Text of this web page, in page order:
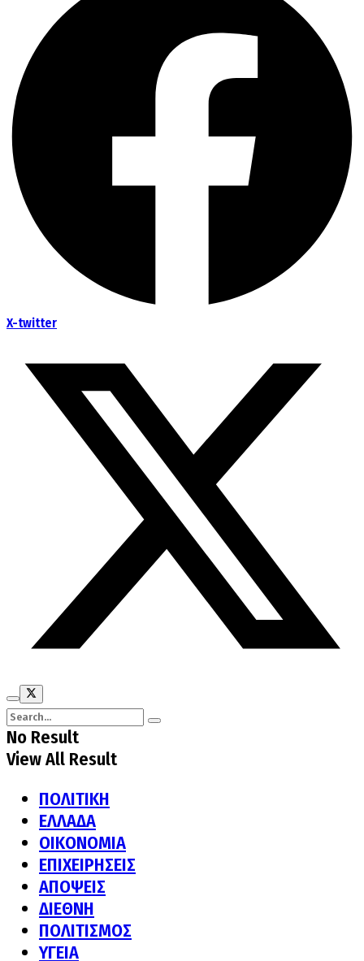
X-twitter
No Result
View All Result
ΠΟΛΙΤΙΚΗ
ΕΛΛΑΔΑ
ΟΙΚΟΝΟΜΙΑ
ΕΠΙΧΕΙΡΗΣΕΙΣ
ΑΠΟΨΕΙΣ
ΔΙΕΘΝΗ
ΠΟΛΙΤΙΣΜΟΣ
ΥΓΕΙΑ